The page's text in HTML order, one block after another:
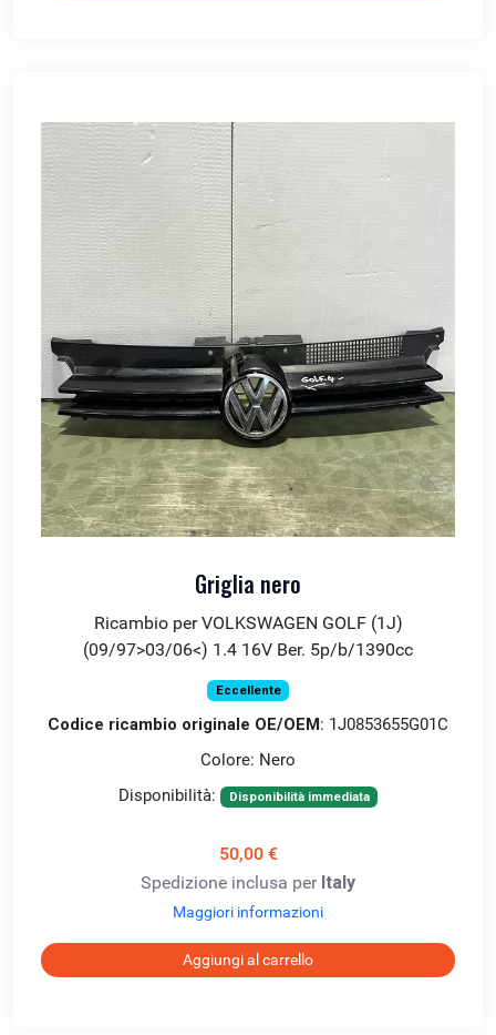
Griglia nero
Ricambio per VOLKSWAGEN GOLF (1J)
(09/97>03/06<) 1.4 16V Ber. 5p/b/1390cc
Eccellente
Codice ricambio originale OE/OEM: 1J0853655G01C
Colore: Nero
Disponibilità:
Disponibilità immediata
50,00 €
Spedizione inclusa per Italy
Maggiori informazioni
Aggiungi al carrello